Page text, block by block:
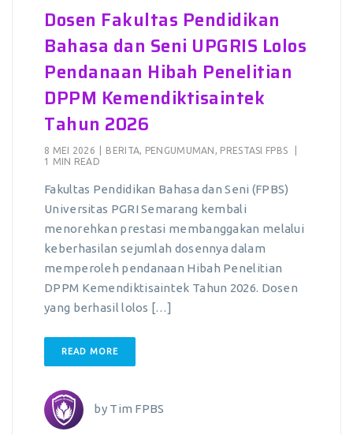
Dosen Fakultas Pendidikan
Bahasa dan Seni UPGRIS Lolos
Pendanaan Hibah Penelitian
DPPM Kemendiktisaintek
Tahun 2026
8 MEI 2026 BERITA, PENGUMUMAN , PRESTASI FPBS
1 MIN READ
Fakultas Pendidikan Bahasa dan Seni (FPBS)
Universitas PGRI Semarang kembali
menorehkan prestasi membanggakan melalui
keberhasilan sejumlah dosennya dalam
memperoleh pendanaan Hibah Penelitian
DPPM Kemendiktisaintek Tahun 2026. Dosen
yang berhasil lolos […]
READ MORE
by Tim FPBS